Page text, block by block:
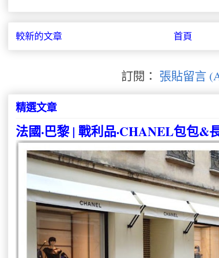
較新的文章 首頁
訂閱： 張貼留言
精選文章
法國·巴黎 | 戰利品·CHANEL包包&